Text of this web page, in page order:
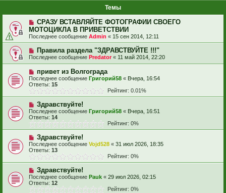
Темы
СРАЗУ ВСТАВЛЯЙТЕ ФОТОГРАФИИ СВОЕГО
МОТОЦИКЛА В ПРИВЕТСТВИИ
Последнее сообщение Admin « 15 сен 2014, 12:11
Правила раздела "ЗДРАВСТВУЙТЕ !!!"
Последнее сообщение Predator« 11 май 2014, 22:20
привет из Волгограда
Последнее сообщение Григорий58 « Вчера, 16:54
Ответы: 15
Рейтинг: 0.01%
Здравствуйте!
Последнее сообщение Григорий58 « Вчера, 16:51
Ответы: 14
Рейтинг: 0%
Здравствуйте!
Последнее сообщение Vojd528 « 31 июл 2026, 18:35
Ответы: 13
Рейтинг: 0%
Здравствуйте!
Последнее сообщение Pauk « 29 июл 2026, 02:15
Ответы: 12
Рейтинг: 0%